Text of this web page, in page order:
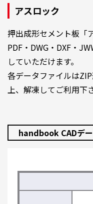
アスロック
押出成形セメント板「
PDF・DWG・DXF・
していただけます。
各データファイルは
上、解凍してご利用下
handbook CADデ